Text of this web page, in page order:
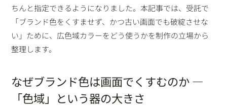
ちんと指定できるようになりました。本記事では、受託で
「ブランド色をくすませず、かつ古い画面でも破綻させな
い」ために、広色域カラーをどう使うかを制作の立場から
整理します。
なぜブランド色は画面でくすむのか —
「色域」という器の大きさ